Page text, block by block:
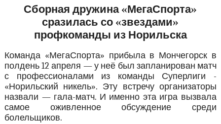
Сборная дружина «МегаСпорта»
сразилась со «звездами»
профкоманды из Норильска
Команда «МегаСпорта» прибыла в Мончегорск в
полдень 12 апреля — у неё был запланирован матч
с профессионалами из команды Суперлиги -
«Норильский никель». Эту встречу организаторы
назвали — гала-матч. И именно эта игра вызвала
самое оживленное обсуждение среди
болельщиков.